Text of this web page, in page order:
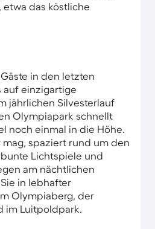
das köstliche
in den letzten
auf einzigartige
jährlichen Silvesterlauf
Olympiapark schnellt
noch einmal in die Höhe.
spaziert rund um den
Lichtspiele und
am nächtlichen
in lebhafter
Olympiaberg, der
im Luitpoldpark.